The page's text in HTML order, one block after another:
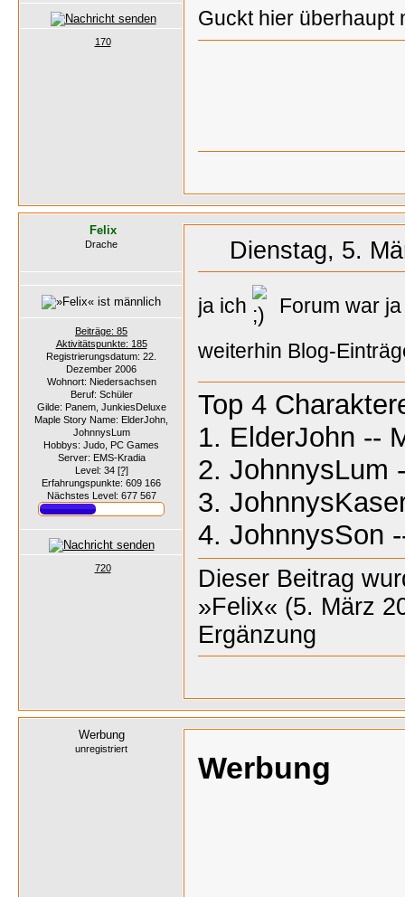
170
Guckt hier überhaupt
Felix
Drache
Beiträge: 85
Aktivitätspunkte: 185
Registrierungsdatum: 22.
Dezember 2006
Wohnort: Niedersachsen
Beruf: Schüler
Gilde: Panem, JunkiesDeluxe
Maple Story Name: ElderJohn,
JohnnysLum
Hobbys: Judo, PC Games
Server: EMS-Kradia
Level: 34 [?]
Erfahrungspunkte: 609 166
Nächstes Level: 677 567
720
Dienstag, 5.
ja ich
Forum war
weiterhin Blog-
Top 4
1. ElderJohn --
2. JohnnysLum
3.
4. JohnnysSon
Dieser Beitrag
»Felix« (5. März
Ergänzung
Werbung
unregistriert
Werbung